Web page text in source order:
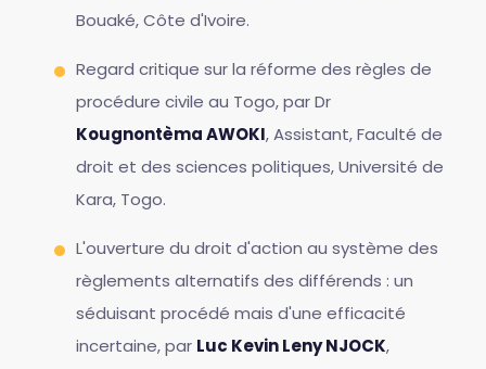
Bouaké, Côte d'Ivoire.
Regard critique sur la réforme des règles de
procédure civile au Togo, par Dr
Kougnontèma AWOKI, Assistant, Faculté de
droit et des sciences politiques, Université de
Kara, Togo.
L'ouverture du droit d'action au système des
règlements alternatifs des différends : un
séduisant procédé mais d'une efficacité
incertaine, par Luc Kevin Leny NJOCK,